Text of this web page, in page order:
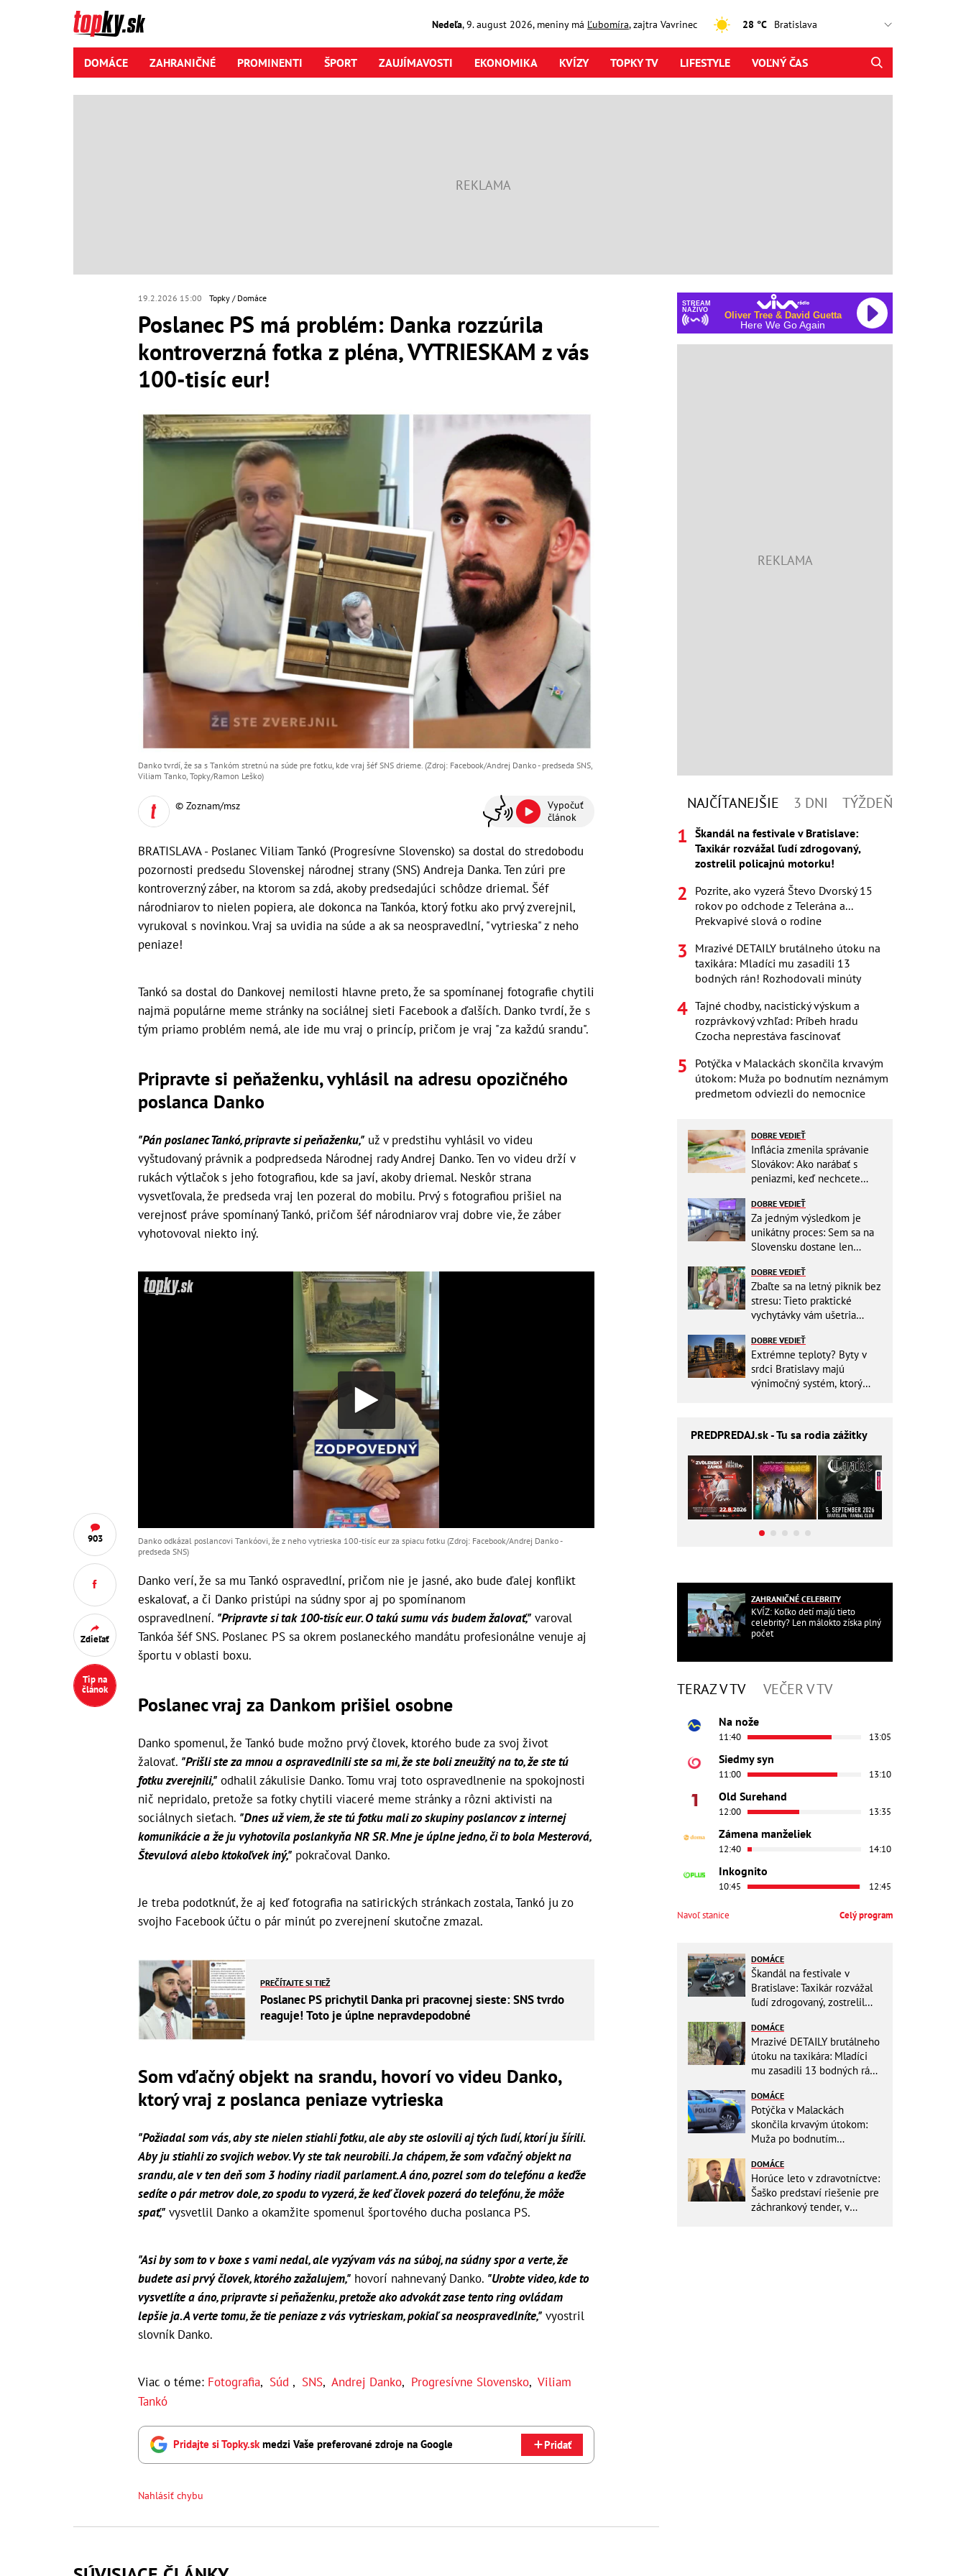
Nedeľa,9. august2026, meniny má Ľubomíra, zajtra Vavrinec 28 °C
DOMÁCE ZAHRANIČNÉ PROMINENTI ŠPORT ZAUJÍMAVOSTI EKONOMIKA KVÍZY TOPKY TV LIFESTYLE VOĽNÝ ČAS
19.2.2026 15:00 Topky Domáce
Poslanec PS má problém: Danka rozzúrila
kontroverzná fotka z pléna, VYTRIESKAM z vás
100-tisíc eur!
903
Zdieľať
Tip na
článok
Danko tvrdí, že sa s Tankóm stretnú na súde pre fotku, kde vraj šéf SNS drieme. (Zdroj: Facebook/Andrej Danko - predseda SNS,
Viliam Tanko, Topky/Ramon Leško)
© Zoznam/msz
Vypočuť
článok
BRATISLAVA - Poslanec Viliam Tankó (Progresívne Slovensko) sa dostal do stredobodu
pozornosti predsedu Slovenskej národnej strany (SNS) Andreja Danka. Ten zúri pre
kontroverzný záber, na ktorom sa zdá, akoby predsedajúci schôdze driemal. Šéf
národniarov to nielen popiera, ale dokonca na Tankóa, ktorý fotku ako prvý zverejnil,
vyrukoval s novinkou. Vraj sa uvidia na súde a ak sa neospravedlní, "vytrieska" z neho
peniaze!
Tankó sa dostal do Dankovej nemilosti hlavne preto, že sa spomínanej fotografie chytili
najmä populárne meme stránky na sociálnej sieti Facebook a ďalších. Danko tvrdí, že s
tým priamo problém nemá, ale ide mu vraj o princíp, pričom je vraj "za každú srandu".
Pripravte si peňaženku, vyhlásil na adresu opozičného
poslanca Danko
"Pán poslanec Tankó, pripravte si peňaženku," už v predstihu vyhlásil vo videu
vyštudovaný právnik a podpredseda Národnej rady Andrej Danko. Ten vo videu drží v
rukách výtlačok s jeho fotografiou, kde sa javí, akoby driemal. Neskôr strana
vysvetľovala, že predseda vraj len pozeral do mobilu. Prvý s fotografiou prišiel na
verejnosť práve spomínaný Tankó, pričom šéf národniarov vraj dobre vie, že záber
vyhotovoval niekto iný.
Danko odkázal poslancovi Tankóovi, že z neho vytrieska 100-tisíc eur za spiacu fotku (Zdroj: Facebook/Andrej Danko -
predseda SNS)
Danko verí, že sa mu Tankó ospravedlní, pričom nie je jasné, ako bude ďalej konflikt
eskalovať, a či Danko pristúpi na súdny spor aj po spomínanom
ospravedlnení. "Pripravte si tak 100-tisíc eur. O takú sumu vás budem žalovať," varoval
Tankóa šéf SNS. Poslanec PS sa okrem poslaneckého mandátu profesionálne venuje aj
športu v oblasti boxu.
Poslanec vraj za Dankom prišiel osobne
Danko spomenul, že Tankó bude možno prvý človek, ktorého bude za svoj život
žalovať. "Prišli ste za mnou a ospravedlnili ste sa mi, že ste boli zneužitý na to, že ste tú
fotku zverejnili," odhalil zákulisie Danko. Tomu vraj toto ospravedlnenie na spokojnosti
nič nepridalo, pretože sa fotky chytili viaceré meme stránky a rôzni aktivisti na
sociálnych sieťach. "Dnes už viem, že ste tú fotku mali zo skupiny poslancov z internej
komunikácie a že ju vyhotovila poslankyňa NR SR. Mne je úplne jedno, či to bola Mesterová,
Števulová alebo ktokoľvek iný," pokračoval Danko.
Je treba podotknúť, že aj keď fotografia na satirických stránkach zostala, Tankó ju zo
svojho Facebook účtu o pár minút po zverejnení skutočne zmazal.
PREČÍTAJTE SI TIEŽ
Poslanec PS prichytil Danka pri pracovnej sieste: SNS tvrdo
reaguje! Toto je úplne nepravdepodobné
Som vďačný objekt na srandu, hovorí vo videu Danko,
ktorý vraj z poslanca peniaze vytrieska
"Požiadal som vás, aby ste nielen stiahli fotku, ale aby ste oslovili aj tých ľudí, ktorí ju šírili.
Aby ju stiahli zo svojich webov. Vy ste tak neurobili. Ja chápem, že som vďačný objekt na
srandu, ale v ten deň som 3 hodiny riadil parlament. A áno, pozrel som do telefónu a keďže
sedíte o pár metrov dole, zo spodu to vyzerá, že keď človek pozerá do telefónu, že môže
spať," vysvetlil Danko a okamžite spomenul športového ducha poslanca PS.
"Asi by som to v boxe s vami nedal, ale vyzývam vás na súboj, na súdny spor a verte, že
budete asi prvý človek, ktorého zažalujem," hovorí nahnevaný Danko. "Urobte video, kde to
vysvetlíte a áno, pripravte si peňaženku, pretože ako advokát zase tento ring ovládam
lepšie ja. A verte tomu, že tie peniaze z vás vytrieskam, pokiaľ sa neospravedlníte," vyostril
slovník Danko.
Viac o téme: Fotografia, Súd , SNS, Andrej Danko, Progresívne Slovensko, Viliam
Tankó
Pridajte si Topky.skmedzi Vaše preferované zdroje na Google Pridať
Nahlásiť chybu
STREAM
NAŽIVO
Oliver Tree & David Guetta
Here We Go Again
NAJČÍTANEJŠIE 3 DNI TÝŽDEŇ
Škandál na festivale v Bratislave:
Taxikár rozvážal ľudí zdrogovaný,
zostrelil policajnú motorku!
Pozrite, ako vyzerá Števo Dvorský 15
rokov po odchode z Telerána a...
Prekvapivé slová o rodine
Mrazivé DETAILY brutálneho útoku na
taxikára: Mladíci mu zasadili 13
bodných rán! Rozhodovali minúty
Tajné chodby, nacistický výskum a
rozprávkový vzhľad: Príbeh hradu
Czocha neprestáva fascinovať
Potýčka v Malackách skončila krvavým
útokom: Muža po bodnutím neznámym
predmetom odviezli do nemocnice
DOBRE VEDIEŤ
Inflácia zmenila správanie
Slovákov: Ako narábať s
peniazmi, keď nechcete
DOBRE VEDIEŤ
Za jedným výsledkom je
unikátny proces: Sem sa na
Slovensku dostane len
DOBRE VEDIEŤ
Zbaľte sa na letný piknik bez
stresu: Tieto praktické
vychytávky vám ušetria
DOBRE VEDIEŤ
Extrémne teploty? Byty v
srdci Bratislavy majú
výnimočný systém, ktorý
PREDPREDAJ.sk - Tu sa rodia zážitky
ZAHRANIČNÉ CELEBRITY
KVÍZ: Koľko detí majú tieto
celebrity? Len málokto získa plný
počet
TERAZ V TV VEČER V TV
Na nože
11:40 13:05
Siedmy syn
11:00 13:10
Old Surehand
12:00 13:35
Zámena manželiek
12:40 14:10
Inkognito
10:45 12:45
Navoľ stanice Celý program
DOMÁCE
Škandál na festivale v
Bratislave: Taxikár rozvážal
ľudí zdrogovaný, zostrelil
DOMÁCE
Mrazivé DETAILY brutálneho
útoku na taxikára: Mladíci
mu zasadili 13 bodných rán!
DOMÁCE
Potýčka v Malackách
skončila krvavým útokom:
Muža po bodnutím
odviezli do nemocnice
DOMÁCE
Horúce leto v zdravotníctve:
Šaško predstaví riešenie pre
záchrankový tender, v